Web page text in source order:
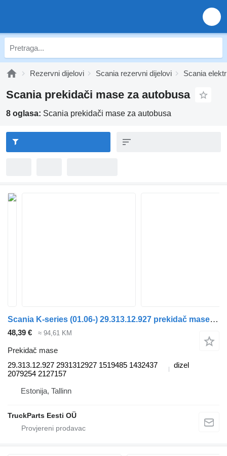
Rezervni dijelovi Scania rezervni dijelovi Scania
Scania prekidači mase za autobusa
8 oglasa: Scania prekidači mase za autobusa
Scania K-series (01.06-) 29.313.12.927 prekidač mase za Scania K,N,F-series bus (2006-) autobusa
48,39 € ≈ 94,61 KM
Prekidač mase
29.313.12.927 2931312927 1519485 1432437
2079254 2127157
dizel
Estonija, Tallinn
TruckParts Eesti OÜ